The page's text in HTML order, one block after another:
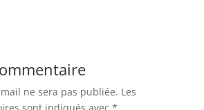
ne sera pas publiée. Les